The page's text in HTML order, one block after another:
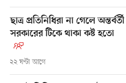
ছাত্র প্রতিনিধিরা না গেলে অন্তর্বর্তী
সরকারের টিকে থাকা কষ্ট হতো
২২ ঘণ্টা আগে